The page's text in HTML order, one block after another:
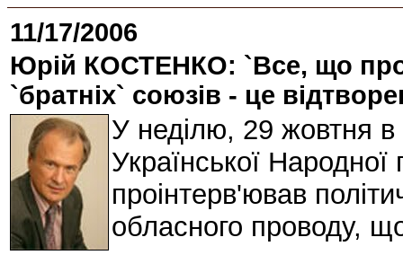
11/17/2006
Юрій КОСТЕНКО: `Все, що
`братніх` союзів - це
У неділю, 29 жовтня в
Української
проінтерв'ював
обласного проводу,